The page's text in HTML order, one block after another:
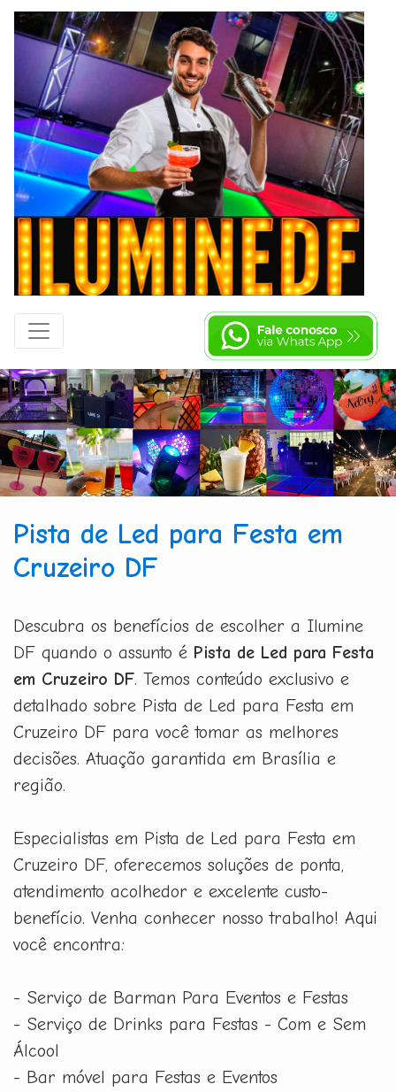
Pista de Led para Festa em
Cruzeiro DF
Descubra os benefícios de escolher a Ilumine
DF quando o assunto é Pista de Led para Festa
em Cruzeiro DF. Temos conteúdo exclusivo e
detalhado sobre Pista de Led para Festa em
Cruzeiro DF para você tomar as melhores
decisões. Atuação garantida em Brasília e
região.
Especialistas em Pista de Led para Festa em
Cruzeiro DF, oferecemos soluções de ponta,
atendimento acolhedor e excelente custo-
benefício. Venha conhecer nosso trabalho! Aqui
você encontra:
- Serviço de Barman Para Eventos e Festas
- Serviço de Drinks para Festas - Com e Sem
Álcool
- Bar móvel para Festas e Eventos